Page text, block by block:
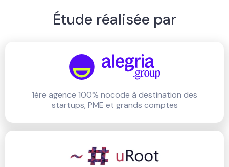
Étude réalisée par
1ère agence 100% nocode à destination des
startups, PME et grands comptes